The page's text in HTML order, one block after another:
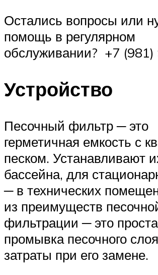
Остались вопросы или
помощь в регулярном
обслуживании? +7
Устройство
Песочный фильтр ─ это
герметичная емкость с
песком. Устанавливают
бассейна, для
─ в технических
из преимуществ
фильтрации ─ это
промывка песочного
затраты при его замене.